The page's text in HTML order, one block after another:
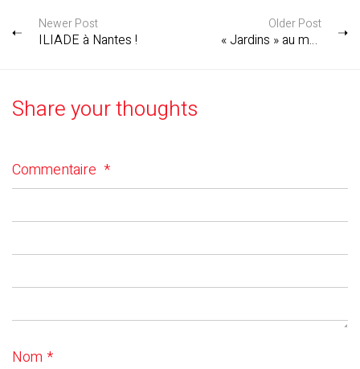
Newer Post
ILIADE à Nantes !
Older Post
« Jardins » au musée Camondo
Share your thoughts
Commentaire *
Nom *